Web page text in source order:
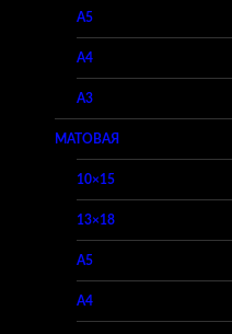
A5
A4
A3
МАТОВАЯ
10×15
13×18
A5
A4